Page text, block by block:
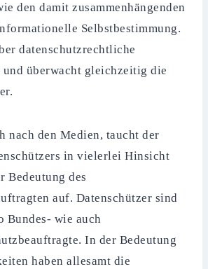
den damit zusammenhängenden
Selbstbestimmung.
datenschutzrechtliche
und überwacht gleichzeitig die
nach den Medien, taucht der
in vielerlei Hinsicht
Bedeutung des
auf. Datenschützer sind
Bundes- wie auch
In der Bedeutung
haben allesamt die